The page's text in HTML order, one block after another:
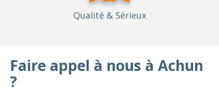
Qualité & Sérieux
Faire appel à nous à Achun
?